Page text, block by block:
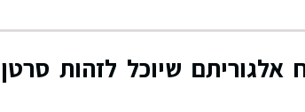
אלגוריתם שיוכל לזהות סרטן